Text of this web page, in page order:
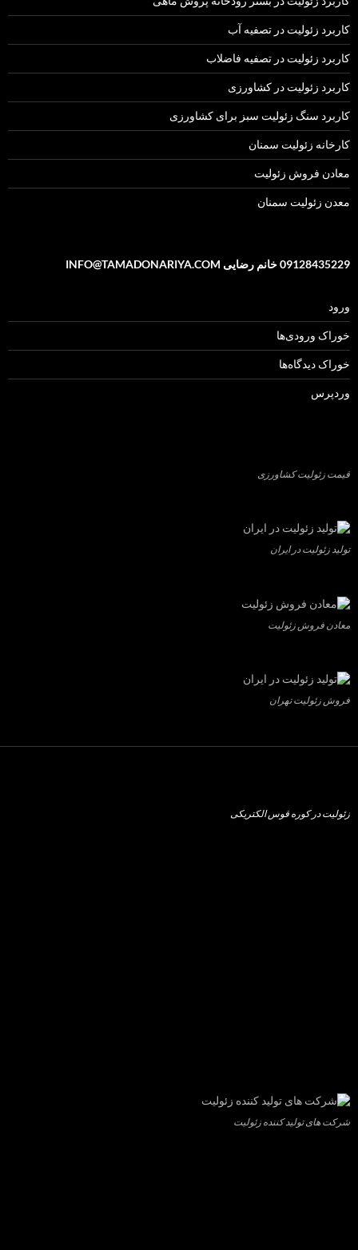
کاربرد زئولیت در تصفیه آب
کاربرد زئولیت در تصفیه فاضلاب
کاربرد زئولیت در کشاورزی
کاربرد سنگ زئولیت سبز برای کشاورزی
کارخانه زئولیت سمنان
معادن فروش زئولیت
معدن زئولیت سمنان
09128435229 خانم رضایی INFO@TAMADONARIYA.COM
ورود
خوراک ورودی‌ها
خوراک دیدگاه‌ها
وردپرس
قیمت زئولیت کشاورزی
تولید زئولیت در ایران
معادن فروش زئولیت
فروش زئولیت تهران
زئولیت در کوره قوس الکتریکی
شرکت های تولید کننده زئولیت